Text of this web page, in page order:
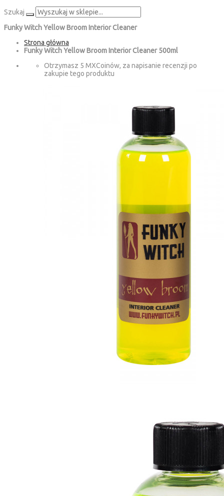
Szukaj
Funky Witch Yellow Broom Interior Cleaner
Strona główna
Funky Witch Yellow Broom Interior Cleaner 500ml
Otrzymasz 5 MXCoinów, za napisanie recenzji po
zakupie tego produktu